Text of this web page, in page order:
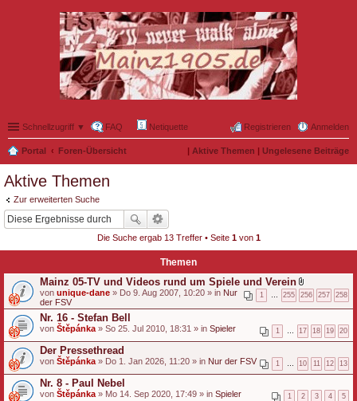
Schnellzugriff ▼ FAQ Netiquette Anmelden
Registrieren
Portal Foren-Übersicht | Aktive Themen | Ungelesene Beiträge
Aktive Themen
Zur erweiterten Suche
Die Suche ergab 13 Treffer • Seite 1von 1
Themen
Mainz 05-TV und Videos rund um Spiele und Verein
D
a
t
i
a
h
a
n
1 255 256 257 258
von unique-dane » Do 9. Aug 2007, 10:20 » in Nur
der FSV
Nr. 16 - Stefan Bell
1 17 18 19 20
von Štěpánka » So 25. Jul 2010, 18:31 » in Spieler
Der Pressethread
1 10 11 12 13
von Štěpánka » Do 1. Jan 2026, 11:20 » in Nur der FSV
Nr. 8 - Paul Nebel
1 2 3 4 5
von Štěpánka » Mo 14. Sep 2020, 17:49 » in Spieler